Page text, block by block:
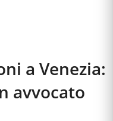
a Venezia:
avvocato